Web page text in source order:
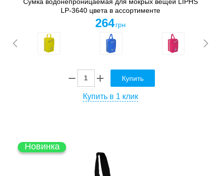
LP-3640 цвета в ассортименте
264 грн
Купить
Купить в 1 клик
Новинка